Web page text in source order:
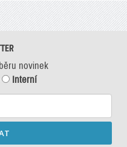
novinek
Interní